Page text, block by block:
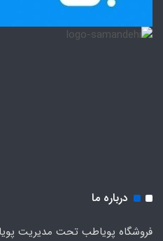
درباره ما
فروشگاه پویاطب تحت مدیریت